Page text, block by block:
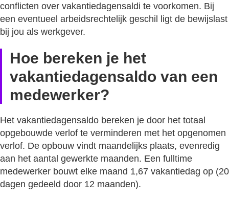
conflicten over vakantiedagensaldi te voorkomen. Bij
een eventueel arbeidsrechtelijk geschil ligt de bewijslast
bij jou als werkgever.
Hoe bereken je het
vakantiedagensaldo van een
medewerker?
Het vakantiedagensaldo bereken je door het totaal
opgebouwde verlof te verminderen met het opgenomen
verlof. De opbouw vindt maandelijks plaats, evenredig
aan het aantal gewerkte maanden. Een fulltime
medewerker bouwt elke maand 1,67 vakantiedag op (20
dagen gedeeld door 12 maanden).